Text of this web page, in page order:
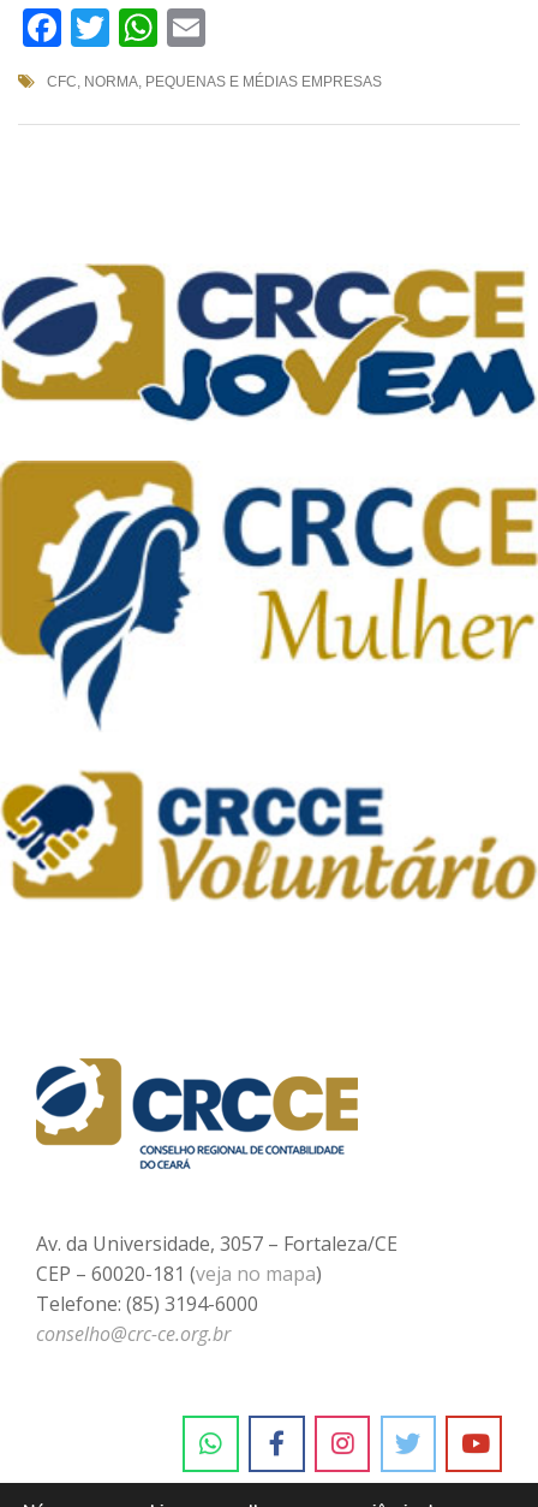
Facebook
TwitterWhatsApp
CFC, NORMA, PEQUENAS E MÉDIAS EMPRESAS
Av. da Universidade, 3057 – Fortaleza/CE
CEP – 60020-181 (veja no mapa)
Telefone: (85) 3194-6000
conselho@crc-ce.org.br